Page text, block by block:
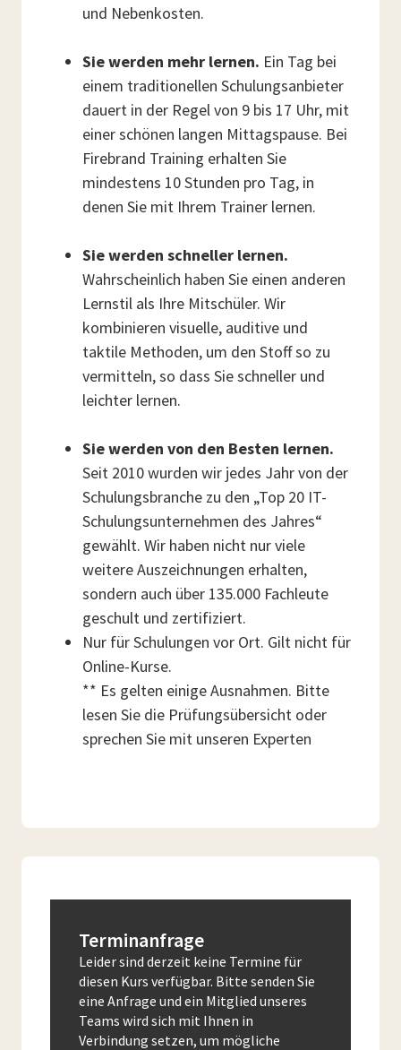
und Nebenkosten.
Sie werden mehr lernen. Ein Tag bei
einem traditionellen Schulungsanbieter
dauert in der Regel von 9 bis 17 Uhr, mit
einer schönen langen Mittagspause. Bei
Firebrand Training erhalten Sie
mindestens 10 Stunden pro Tag, in
denen Sie mit Ihrem Trainer lernen.
Sie werden schneller lernen.
Wahrscheinlich haben Sie einen anderen
Lernstil als Ihre Mitschüler. Wir
kombinieren visuelle, auditive und
taktile Methoden, um den Stoff so zu
vermitteln, so dass Sie schneller und
leichter lernen.
Sie werden von den Besten lernen.
Seit 2010 wurden wir jedes Jahr von der
Schulungsbranche zu den „Top 20 IT-
Schulungsunternehmen des Jahres“
gewählt. Wir haben nicht nur viele
weitere Auszeichnungen erhalten,
sondern auch über 135.000 Fachleute
geschult und zertifiziert.
Nur für Schulungen vor Ort. Gilt nicht für
Online-Kurse.
** Es gelten einige Ausnahmen. Bitte
lesen Sie die Prüfungsübersicht oder
sprechen Sie mit unseren Experten
Terminanfrage
Leider sind derzeit keine Termine für
diesen Kurs verfügbar. Bitte senden Sie
eine Anfrage und ein Mitglied unseres
Teams wird sich mit Ihnen in
Verbindung setzen, um mögliche